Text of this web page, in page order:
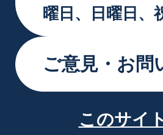
曜日、日曜日、
ご意見・お問
このサイ